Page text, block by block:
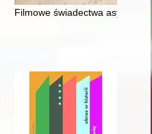
w świetle umów
Filmowe świadectwa